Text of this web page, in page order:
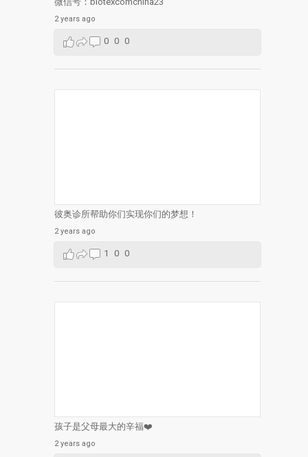
2 years ago
0 0 0
彼奥诊所帮助你们实现你们的梦想！
2 years ago
1 0 0
孩子是父母最大的辛福❤️
2 years ago